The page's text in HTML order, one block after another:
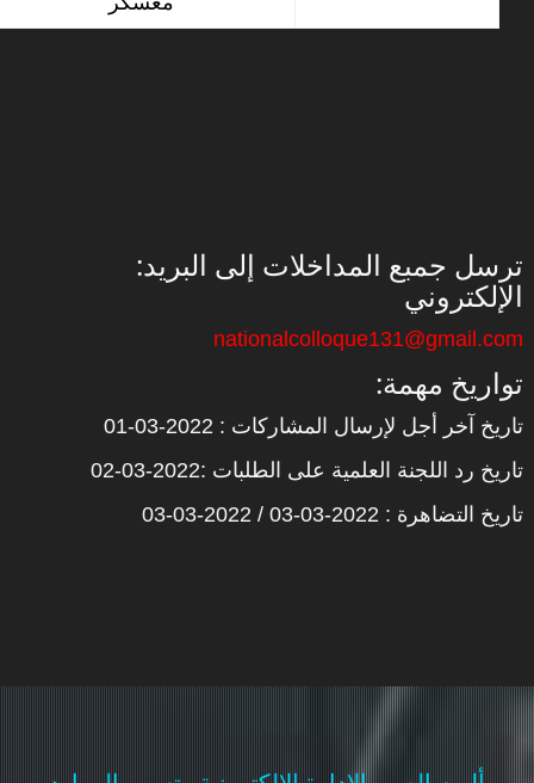
:ترسل جمبع المداخلات إلى البريد
الإلكتروني
nationalcolloque131@gmail.com
:تواريخ مهمة
تاريخ آخر أجل لإرسال المشاركات : 2022-03-01
تاريخ رد اللجنة العلمية على الطلبات :2022-03-02
تاريخ التضاهرة : 2022-03-03 / 2022-03-03